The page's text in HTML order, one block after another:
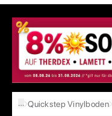
… Quickstep Vinylboden